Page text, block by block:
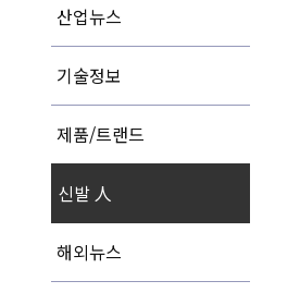
산업뉴스
기술정보
제품/트랜드
신발 人
해외뉴스